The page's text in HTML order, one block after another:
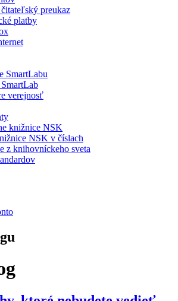
preukaz
platby
SmartLabu
verejnosť
knižnice NSK
NSK v číslach
z knihovníckeho sveta